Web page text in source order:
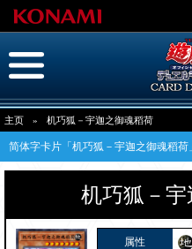
主页 » 机巧狐－宇迦之御魂稻荷
简体字卡片「机巧狐－宇迦之御魂稻荷
机巧狐－
属性